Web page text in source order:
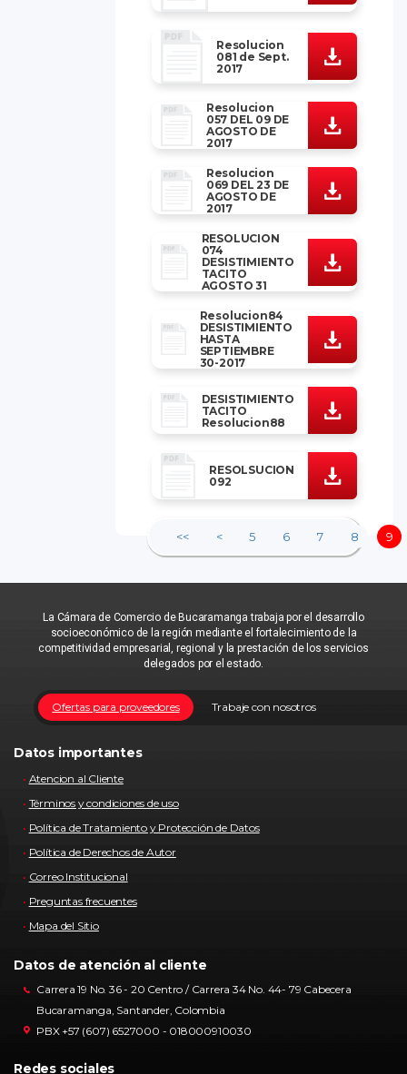
Resolucion
081 de Sept.
2017
Resolucion
057 DEL 09 DE
AGOSTO DE
2017
Resolucion
069 DEL 23 DE
AGOSTO DE
2017
RESOLUCION
074
DESISTIMIENTO
TACITO
AGOSTO 31
Resolucion84
DESISTIMIENTO
HASTA
SEPTIEMBRE
30-2017
DESISTIMIENTO
TACITO
Resolucion88
RESOLSUCION
092
<< < 5 6 7 8 9
La Cámara de Comercio de Bucaramanga trabaja por el desarrollo
socioeconómico de la región mediante el fortalecimiento de la
competitividad empresarial, regional y la prestación de los servicios
delegados por el estado.
Trabaje con nosotros
Ofertas para proveedores
Datos importantes
Atencion al Cliente
Términos y condiciones de uso
Política de Tratamiento y Protección de Datos
Política de Derechos de Autor
Correo Institucional
Preguntas frecuentes
Mapa del Sitio
Datos de atención al cliente
Carrera 19 No. 36 - 20 Centro / Carrera 34 No. 44- 79 Cabecera
Bucaramanga, Santander, Colombia
PBX +57 (607) 6527000 - 018000910030
Redes sociales